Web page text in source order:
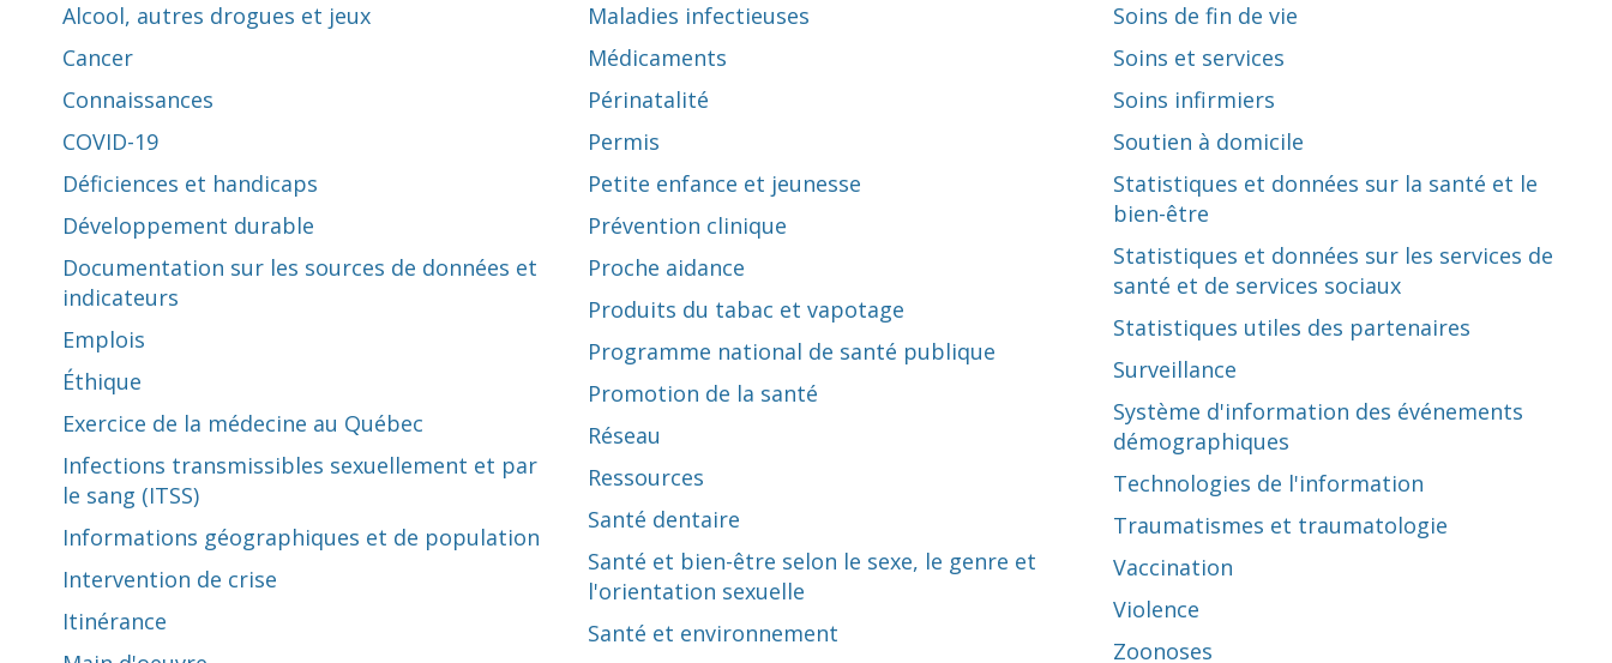
Alcool, autres drogues et jeux
Cancer
Connaissances
COVID-19
Déficiences et handicaps
Développement durable
Documentation sur les sources de données et
indicateurs
Emplois
Éthique
Exercice de la médecine au Québec
Infections transmissibles sexuellement et par
le sang (ITSS)
Informations géographiques et de population
Intervention de crise
Itinérance
Maladies infectieuses
Médicaments
Périnatalité
Permis
Petite enfance et jeunesse
Prévention clinique
Proche aidance
Produits du tabac et vapotage
Programme national de santé publique
Promotion de la santé
Réseau
Ressources
Santé dentaire
Santé et bien-être selon le sexe, le genre et
l'orientation sexuelle
Santé et environnement
Soins de fin de vie
Soins et services
Soins infirmiers
Soutien à domicile
Statistiques et données sur la santé et le
bien-être
Statistiques et données sur les services de
santé et de services sociaux
Statistiques utiles des partenaires
Surveillance
Système d'information des événements
démographiques
Technologies de l'information
Traumatismes et traumatologie
Vaccination
Violence
Zoonoses